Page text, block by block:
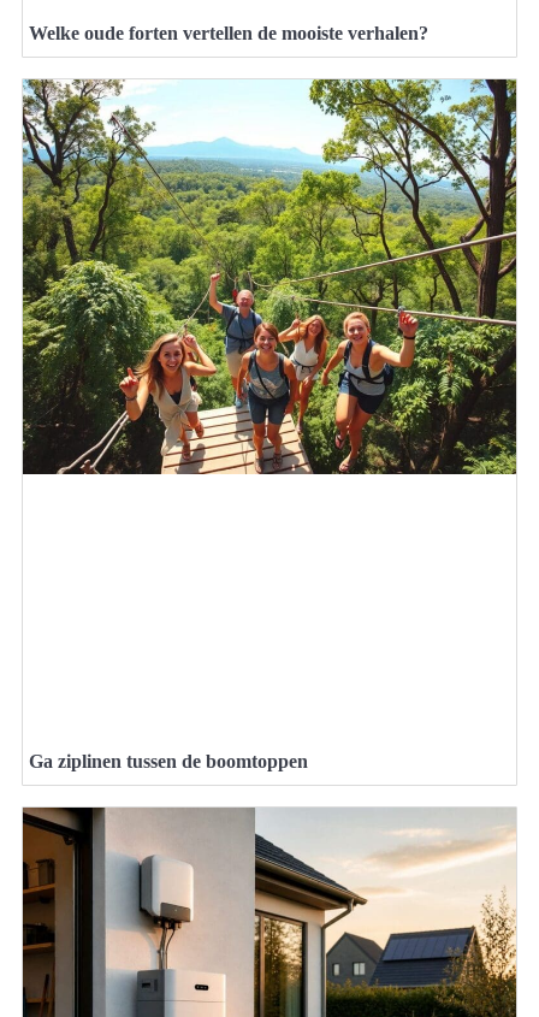
Welke oude forten vertellen de mooiste verhalen?
Ga ziplinen tussen de boomtoppen